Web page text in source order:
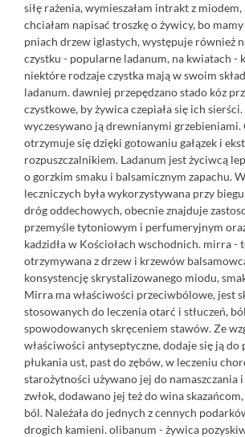
siłę rażenia, wymieszałam intrakt z
chciałam napisać troszkę o żywicy, bo
pniach drzew iglastych, występuje również
czystku - popularne ladanum, na kwiatach -
niektóre rodzaje czystka mają w swoim
ladanum. dawniej przepędzano stado kóz
czystkowe, by żywica czepiała się ich
wyczesywano ją drewnianymi grzebieniami.
otrzymuje się dzięki gotowaniu gałązek i
rozpuszczalnikiem. Ladanum jest życiwcą
o gorzkim smaku i balsamicznym zapachu.
leczniczych była wykorzystywana przy
dróg oddechowych, obecnie znajduje
przemyśle tytoniowym i perfumeryjnym
kadzidła w Kościołach wschodnich. mirra -
otrzymywana z drzew i krzewów
konsystencję skrystalizowanego miodu,
Mirra ma właściwości przeciwbólowe, jest
stosowanych do leczenia otarć i stłuczeń,
spowodowanych skręceniem stawów. Ze
właściwości antyseptyczne, dodaje się ją do
płukania ust, past do zębów, w leczeniu
starożytności używano jej do namaszczania
zwłok, dodawano jej też do wina
ból. Należała do jednych z cennych
drogich kamieni. olibanum - żywica